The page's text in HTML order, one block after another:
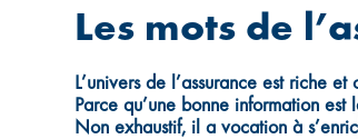
Les mots de
L’univers de l’assurance est riche
Parce qu’une bonne information
Non exhaustif, il a vocation à